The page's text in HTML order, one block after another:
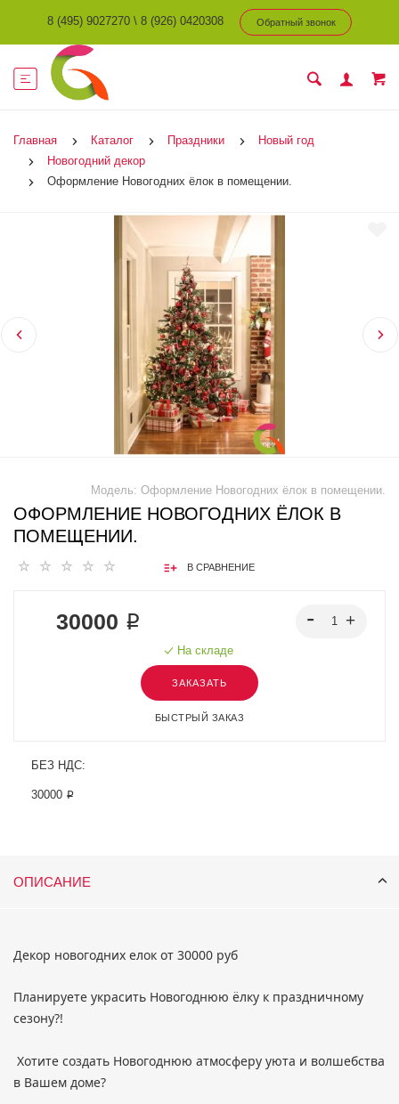
8 (495) 9027270 \ 8 (926) 0420308 Обратный звонок
Главная Каталог Праздники
Новый год
Новогодний декор
Оформление Новогодних ёлок в помещении.
Модель: Оформление Новогодних ёлок в помещении.
ОФОРМЛЕНИЕ НОВОГОДНИХ ЁЛОК В
ПОМЕЩЕНИИ.
В СРАВНЕНИЕ
30000 ₽
На складе
ЗАКАЗАТЬ
БЫСТРЫЙ ЗАКАЗ
БЕЗ НДС:
30000 ₽
ОПИСАНИЕ
Декор новогодних елок от 30000 руб
Планируете украсить Новогоднюю ёлку к праздничному
сезону?!
Хотите создать Новогоднюю атмосферу уюта и волшебства
в Вашем доме?